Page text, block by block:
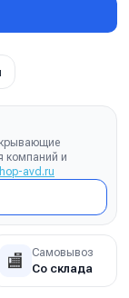
компаний и
avd.ru
🏬 Самовывоз
Со склада